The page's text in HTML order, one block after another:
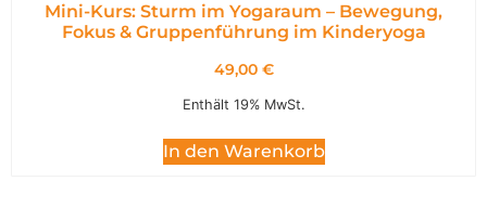
Mini-Kurs: Sturm im Yogaraum – Bewegung,
Fokus & Gruppenführung im Kinderyoga
49,00 €
Enthält 19% MwSt.
In den Warenkorb